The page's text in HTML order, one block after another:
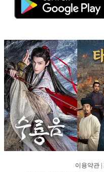
이용약관